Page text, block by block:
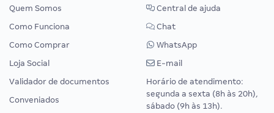
Quem Somos
Como Funciona
Como Comprar
Loja Social
Validador de documentos
Conveniados
Central de ajuda
Chat
WhatsApp
E-mail
Horário de atendimento:
segunda a sexta (8h às 20h),
sábado (9h às 13h).